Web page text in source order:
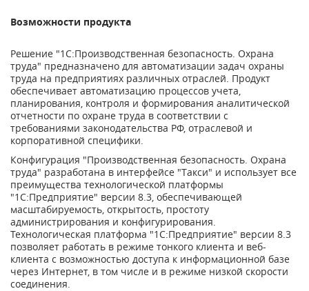
Возможности продукта
Решение "1С:Производственная безопасность. Охрана
труда" предназначено для автоматизации задач охраны
труда на предприятиях различных отраслей. Продукт
обеспечивает автоматизацию процессов учета,
планирования, контроля и формирования аналитической
отчетности по охране труда в соответствии с
требованиями законодательства РФ, отраслевой и
корпоративной специфики.
Конфигурация "Производственная безопасность. Охрана
труда" разработана в интерфейсе "Такси" и использует все
преимущества технологической платформы
"1С:Предприятие" версии 8.3, обеспечивающей
масштабируемость, открытость, простоту
администрирования и конфигурирования.
Технологическая платформа "1С:Предприятие" версии 8.3
позволяет работать в режиме тонкого клиента и веб-
клиента с возможностью доступа к информационной базе
через Интернет, в том числе и в режиме низкой скорости
соединения.